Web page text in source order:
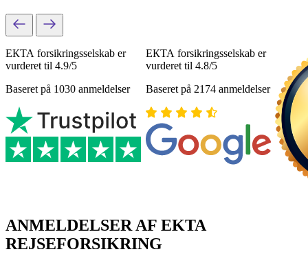
ЕКТА forsikringsselskab er
vurderet til 4.9/5
Baseret på 1030 anmeldelser
ЕКТА forsikringsselskab er
vurderet til 4.8/5
Baseret på 2174 anmeldelser
ANMELDELSER AF EKTA
REJSEFORSIKRING